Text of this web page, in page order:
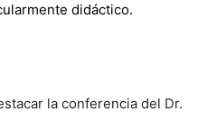
didáctico.
la conferencia del Dr.